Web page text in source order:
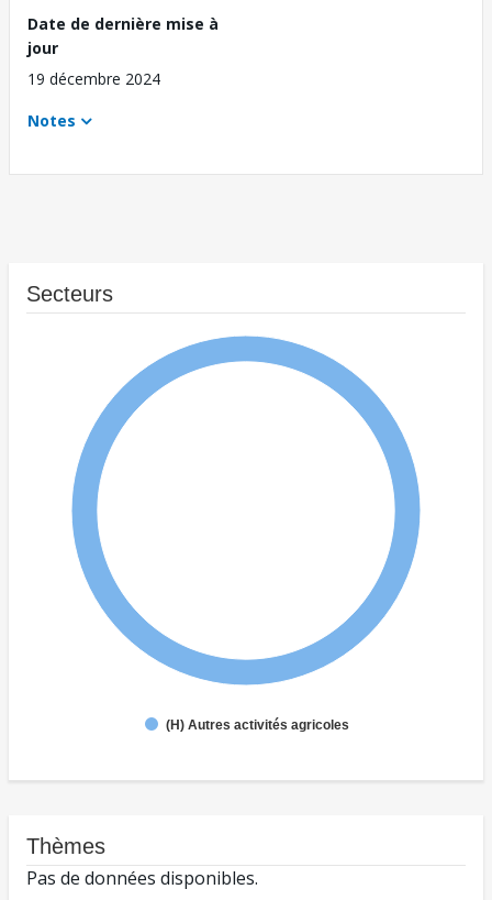
Date de dernière mise à
jour
19 décembre 2024
Notes
Secteurs
(H) Autres activités agricoles
Thèmes
Pas de données disponibles.